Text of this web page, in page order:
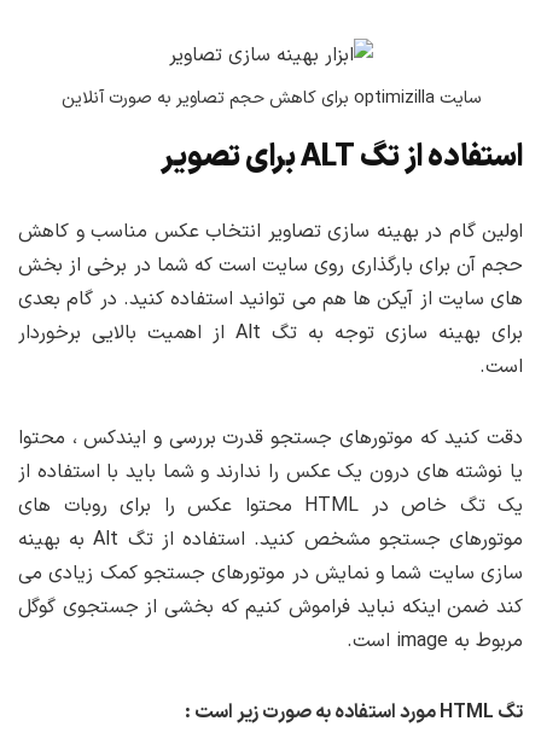
سایت optimizilla برای کاهش حجم تصاویر به صورت آنلاین
استفاده از تگ ALT برای تصویر
اولین گام در بهینه سازی تصاویر انتخاب عکس مناسب و کاهش
حجم آن برای بارگذاری روی سایت است که شما در برخی از بخش
های سایت از آیکن ها هم می توانید استفاده کنید. در گام بعدی
برای بهینه سازی توجه به تگ Alt از اهمیت بالایی برخوردار
است.
دقت کنید که موتورهای جستجو قدرت بررسی و ایندکس ، محتوا
یا نوشته های درون یک عکس را ندارند و شما باید با استفاده از
یک تگ خاص در HTML محتوا عکس را برای روبات های
موتورهای جستجو مشخص کنید. استفاده از تگ Alt به بهینه
سازی سایت شما و نمایش در موتورهای جستجو کمک زیادی می
کند ضمن اینکه نباید فراموش کنیم که بخشی از جستجوی گوگل
مربوط به image است.
تگ HTML مورد استفاده به صورت زیر است :